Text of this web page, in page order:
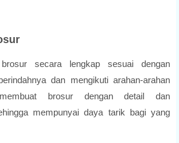
secara lengkap sesuai dengan
dan mengikuti arahan-arahan
brosur dengan detail dan
mempunyai daya tarik bagi yang